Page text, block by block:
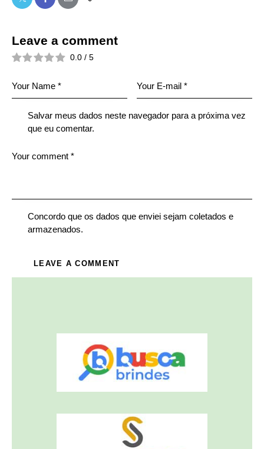
Leave a comment
0.0 / 5
Salvar meus dados neste navegador para a próxima vez
que eu comentar.
Concordo que os dados que enviei sejam coletados e
armazenados.